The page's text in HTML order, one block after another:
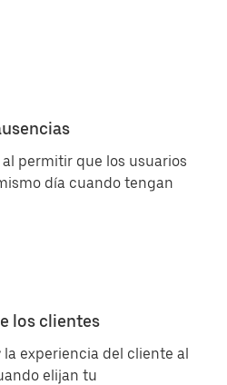
permitir que los usuarios
día cuando tengan
los clientes
experiencia del cliente al
elijan tu